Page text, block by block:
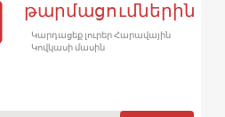
թարմացումներին
Կարդացեք լուրեր Հարավային
Կովկասի մասին